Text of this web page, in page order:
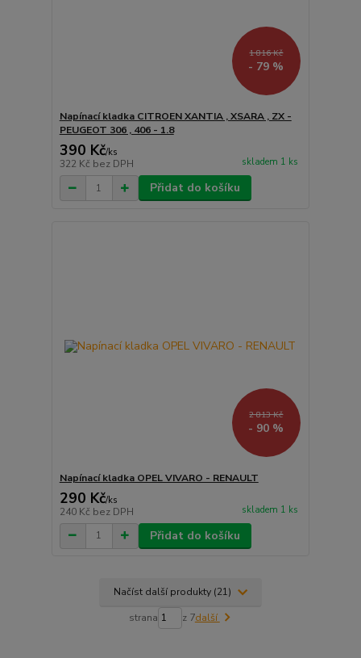
1 816 Kč
- 79 %
Napínací kladka CITROEN XANTIA , XSARA , ZX -
PEUGEOT 306 , 406 - 1.8
390 Kč/ks
322 Kč bez DPH skladem 1 ks
Přidat do košíku
2 813 Kč
- 90 %
Napínací kladka OPEL VIVARO - RENAULT
290 Kč/ks
240 Kč bez DPH skladem 1 ks
Přidat do košíku
Načíst další produkty (21)
strana z 7další